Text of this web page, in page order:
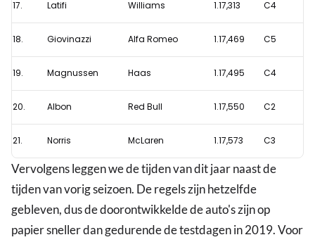
17. Latifi Williams 1.17,313 C4
18. Giovinazzi Alfa Romeo 1.17,469 C5
19. Magnussen Haas 1.17,495 C4
20. Albon Red Bull 1.17,550 C2
21. Norris McLaren 1.17,573 C3
Vervolgens leggen we de tijden van dit jaar naast de
tijden van vorig seizoen. De regels zijn hetzelfde
gebleven, dus de doorontwikkelde de auto's zijn op
papier sneller dan gedurende de testdagen in 2019. Voor